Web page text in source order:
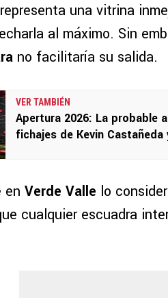
representa una vitrina
al máximo. Sin
no facilitaría su salida.
VER TAMBIÉN
Apertura 2026: La probable
fichajes de Kevin
en Verde Valle lo
cualquier escuadra